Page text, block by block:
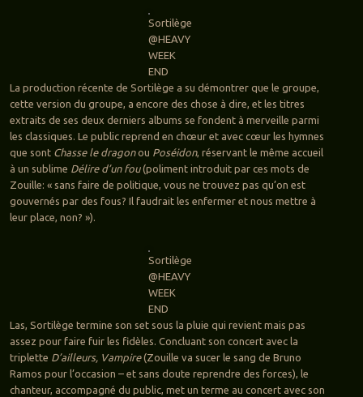
Sortilège
@HEAVY
WEEK
END
La production récente de Sortilège a su démontrer que le groupe,
cette version du groupe, a encore des chose à dire, et les titres
extraits de ses deux derniers albums se fondent à merveille parmi
les classiques. Le public reprend en chœur et avec cœur les hymnes
que sont Chasse le dragonou Poséidon, réservant le même accueil
à un sublime Délire d’un fou(poliment introduit par ces mots de
Zouille: « sans faire de politique, vous ne trouvez pas qu’on est
gouvernés par des fous? Il faudrait les enfermer et nous mettre à
leur place, non? »).
Sortilège
@HEAVY
WEEK
END
Las, Sortilège termine son set sous la pluie qui revient mais pas
assez pour faire fuir les fidèles. Concluant son concert avec la
triplette D’ailleurs, Vampire(Zouille va sucer le sang de Bruno
Ramos pour l’occasion – et sans doute reprendre des forces), le
chanteur, accompagné du public, met un terme au concert avec son